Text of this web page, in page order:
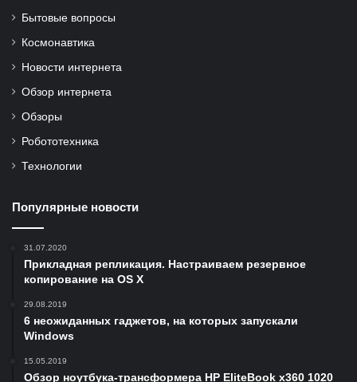
Бытовые вопросы
Космонавтика
Новости интернета
Обзор интернета
Обзоры
Робототехника
Технологии
Популярные новости
31.07.2020
Прикладная репликация. Настраиваем резервное
копирование на OS X
29.08.2019
6 неожиданных гаджетов, на которых запускали
Windows
15.05.2019
Обзор ноутбука-трансформера HP EliteBook x360 1020